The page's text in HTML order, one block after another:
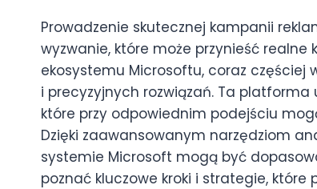
Prowadzenie skutecznej kampanii
wyzwanie, które może przynieść
ekosystemu Microsoftu, coraz częściej
i precyzyjnych rozwiązań. Ta
które przy odpowiednim podejściu
Dzięki zaawansowanym narzędziom
systemie Microsoft mogą być
poznać kluczowe kroki i strategie,